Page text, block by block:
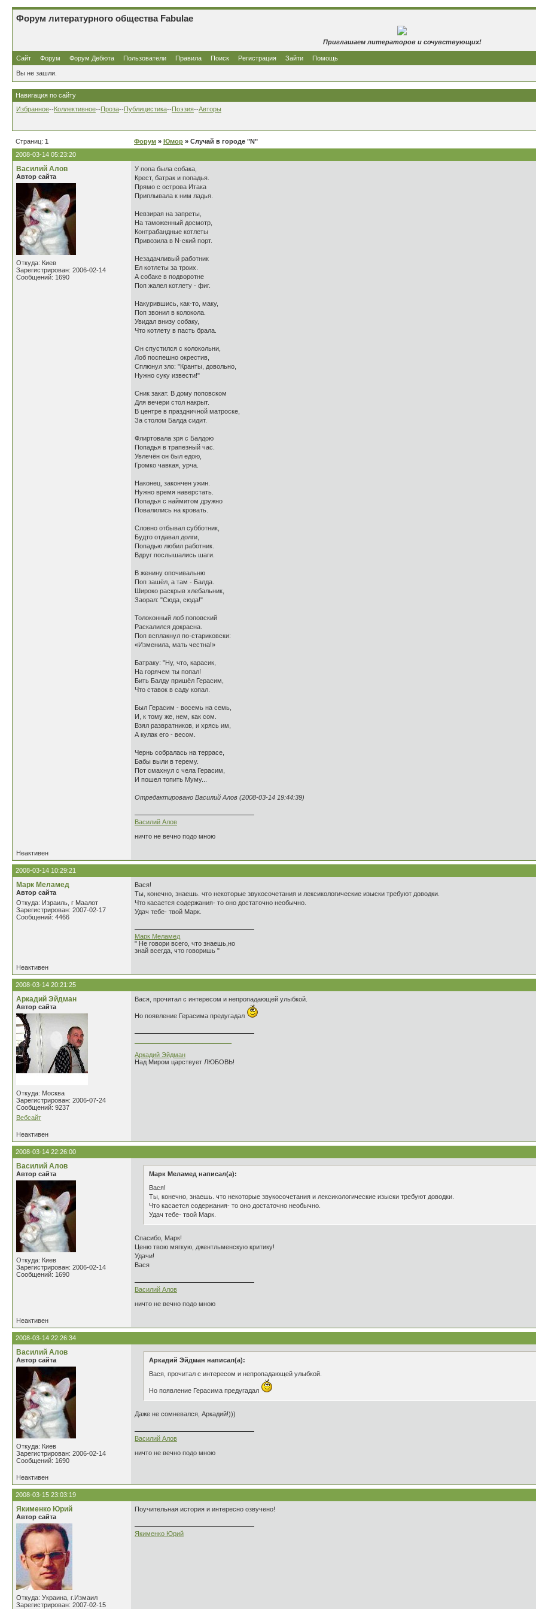
Форум литературного общества Fabulae
Приглашаем литераторов и сочувствующих!
Сайт Форум Форум Дебюта Пользователи Правила Поиск Регистрация Зайти Помощь
Вы не зашли.
Навигация по сайту
Избранное--Коллективное--Проза--Публицистика--Поэзия--Авторы
Страниц: 1 Форум » Юмор » Случай в городе "N"
2008-03-14 05:23:20
Василий Алов
Автор сайта
Откуда: Киев
Зарегистрирован: 2006-02-14
Сообщений: 1690
У попа была собака,
Крест, батрак и попадья.
Прямо с острова Итака
Приплывала к ним ладья.
Невзирая на запреты,
На таможенный досмотр,
Контрабандные котлеты
Привозила в N-ский порт.
Незадачливый работник
Ел котлеты за троих.
А собаке в подворотне
Поп жалел котлету - фиг.
Накурившись, как-то, маку,
Поп звонил в колокола.
Увидал внизу собаку,
Что котлету в пасть брала.
Он спустился с колокольни,
Лоб поспешно окрестив,
Сплюнул зло: "Кранты, довольно,
Нужно суку извести!"
Сник закат. В дому поповском
Для вечери стол накрыт.
В центре в праздничной матроске,
За столом Балда сидит.
Флиртовала зря с Балдою
Попадья в трапезный час.
Увлечён он был едою,
Громко чавкая, урча.
Наконец, закончен ужин.
Нужно время наверстать.
Попадья с наймитом дружно
Повалились на кровать.
Словно отбывал субботник,
Будто отдавал долги,
Попадью любил работник.
Вдруг послышались шаги.
В женину опочивальню
Поп зашёл, а там - Балда.
Широко раскрыв хлебальник,
Заорал: "Сюда, сюда!"
Толоконный лоб поповский
Раскалился докрасна.
Поп всплакнул по-стариковски:
«Изменила, мать честна!»
Батраку: "Ну, что, карасик,
На горячем ты попал!
Бить Балду пришёл Герасим,
Что ставок в саду копал.
Был Герасим - восемь на семь,
И, к тому же, нем, как сом.
Взял развратников, и хрясь им,
А кулак его - весом.
Чернь собралась на террасе,
Бабы выли в терему.
Пот смахнул с чела Герасим,
И пошел топить Муму...
Отредактировано Василий Алов (2008-03-14 19:44:39)
Василий Алов
ничто не вечно подо мною
Неактивен
2008-03-14 10:29:21
Марк Меламед
Автор сайта
Откуда: Израиль, г Маалот
Зарегистрирован: 2007-02-17
Сообщений: 4466
Вася!
Ты, конечно, знаешь. что некоторые звукосочетания и лексикологические изыски требуют доводки.
Что касается содержания- то оно достаточно необычно.
Удач тебе- твой Марк.
Марк Меламед
" Не говори всего, что знаешь,но
знай всегда, что говоришь "
Неактивен
2008-03-14 20:21:25
Аркадий Эйдман
Автор сайта
Откуда: Москва
Зарегистрирован: 2006-07-24
Сообщений: 9237
Вебсайт
Вася, прочитал с интересом и непропадающей улыбкой.
Но появление Герасима предугадал
Аркадий Эйдман
Над Миром царствует ЛЮБОВЬ!
Неактивен
2008-03-14 22:26:00
Василий Алов
Автор сайта
Откуда: Киев
Зарегистрирован: 2006-02-14
Сообщений: 1690
Марк Меламед написал(а):
Вася!
Ты, конечно, знаешь. что некоторые звукосочетания и лексикологические изыски требуют доводки.
Что касается содержания- то оно достаточно необычно.
Удач тебе- твой Марк.
Спасибо, Марк!
Ценю твою мягкую, джентльменскую критику!
Удачи!
Вася
Василий Алов
ничто не вечно подо мною
Неактивен
2008-03-14 22:26:34
Василий Алов
Автор сайта
Откуда: Киев
Зарегистрирован: 2006-02-14
Сообщений: 1690
Аркадий Эйдман написал(а):
Вася, прочитал с интересом и непропадающей улыбкой.
Но появление Герасима предугадал
Даже не сомневался, Аркадий!)))
Василий Алов
ничто не вечно подо мною
Неактивен
2008-03-15 23:03:19
Якименко Юрий
Автор сайта
Откуда: Украина, г.Измаил
Зарегистрирован: 2007-02-15
Поучительная история и интересно озвучено!
Якименко Юрий